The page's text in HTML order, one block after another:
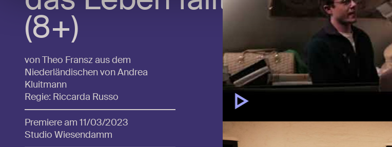
(8+)
von Theo Fransz aus dem
Niederländischen von Andrea
Kluitmann
Regie: Riccarda Russo
Premiere am 11/03/2023
Studio Wiesendamm